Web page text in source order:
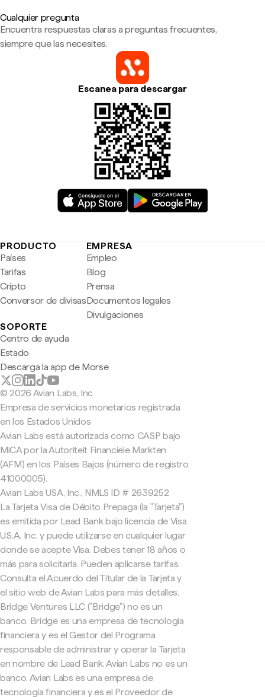
Cualquier pregunta
Encuentra respuestas claras a preguntas frecuentes,
siempre que las necesites.
Escanea para descargar
PRODUCTO
Países
Tarifas
Cripto
Conversor de divisas
EMPRESA
Empleo
Blog
Prensa
Documentos legales
Divulgaciones
SOPORTE
Centro de ayuda
Estado
Descarga la app de Morse
© 2026 Avian Labs, Inc
Empresa de servicios monetarios registrada
en los Estados Unidos
Avian Labs está autorizada como CASP bajo
MiCA por la Autoriteit Financiële Markten
(AFM) en los Países Bajos (número de registro
41000005).
Avian Labs USA, Inc., NMLS ID # 2639252
La Tarjeta Visa de Débito Prepaga (la "Tarjeta")
es emitida por Lead Bank bajo licencia de Visa
U.S.A. Inc. y puede utilizarse en cualquier lugar
donde se acepte Visa. Debes tener 18 años o
más para solicitarla. Pueden aplicarse tarifas.
Consulta el Acuerdo del Titular de la Tarjeta y
el sitio web de Avian Labs para más detalles.
Bridge Ventures LLC ("Bridge") no es un
banco. Bridge es una empresa de tecnología
financiera y es el Gestor del Programa
responsable de administrar y operar la Tarjeta
en nombre de Lead Bank. Avian Labs no es un
banco. Avian Labs es una empresa de
tecnología financiera y es el Proveedor de